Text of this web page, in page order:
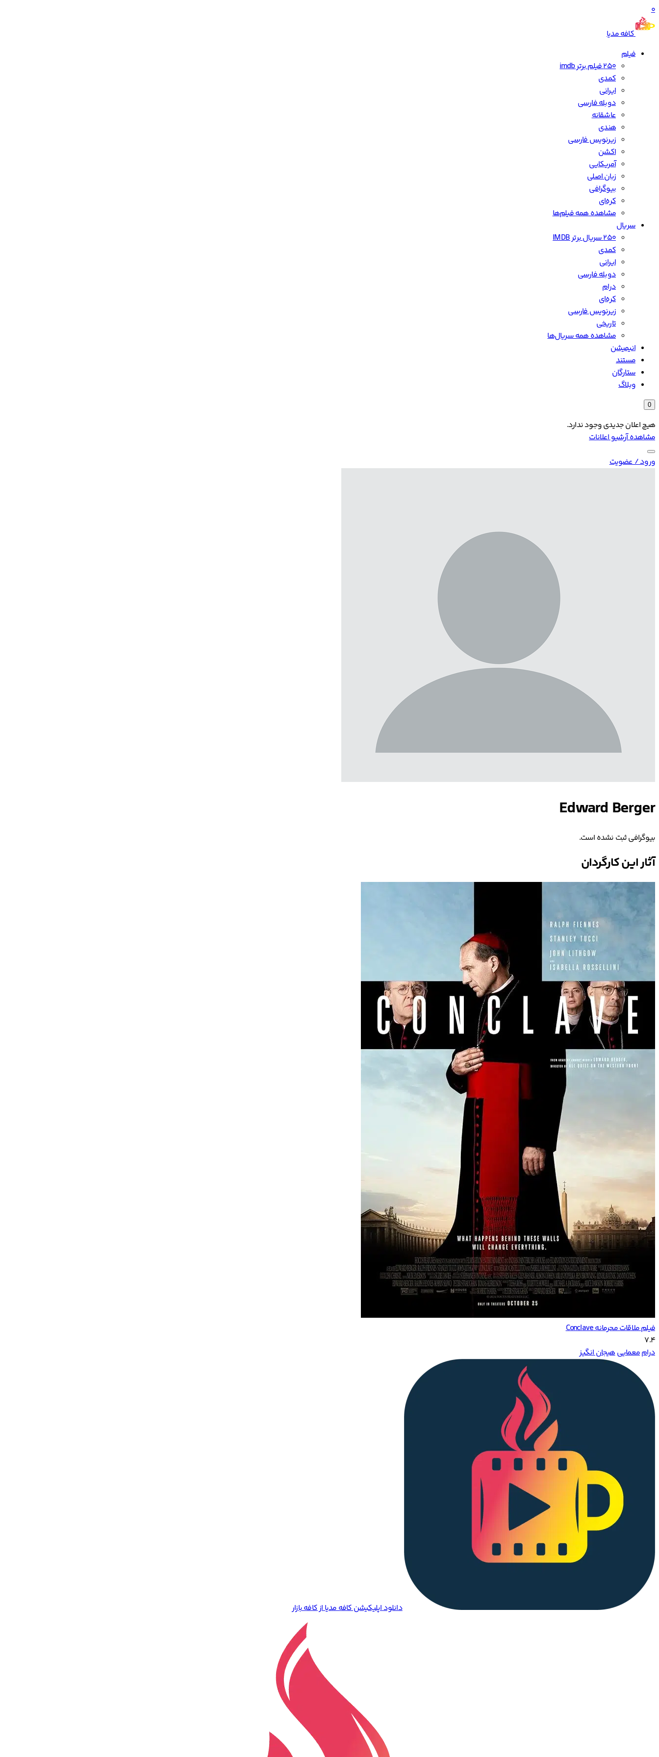
0
کافه مدیا
فیلم
250 فیلم برتر imdb
کمدی
ایرانی
دوبله فارسی
عاشقانه
هندی
زیرنویس فارسی
اکشن
آمریکایی
زبان اصلی
بیوگرافی
کره‌ای
مشاهده همه فیلم‌ها
سریال
۲۵۰ سریال برتر IMDB
کمدی
ایرانی
دوبله فارسی
درام
کره‌ای
زیرنویس فارسی
تاریخی
مشاهده همه سریال‌ها
انیمیشن
مستند
ستارگان
وبلاگ
0
هیچ اعلان جدیدی وجود ندارد.
مشاهده آرشیو اعلانات
ورود / عضویت
Edward Berger
بیوگرافی ثبت نشده است.
آثار این کارگردان
فیلم ملاقات محرمانه Conclave
7.4
دراممعماییهیجان انگیز
دانلود اپلیکیشن کافه مدیا از کافه بازار